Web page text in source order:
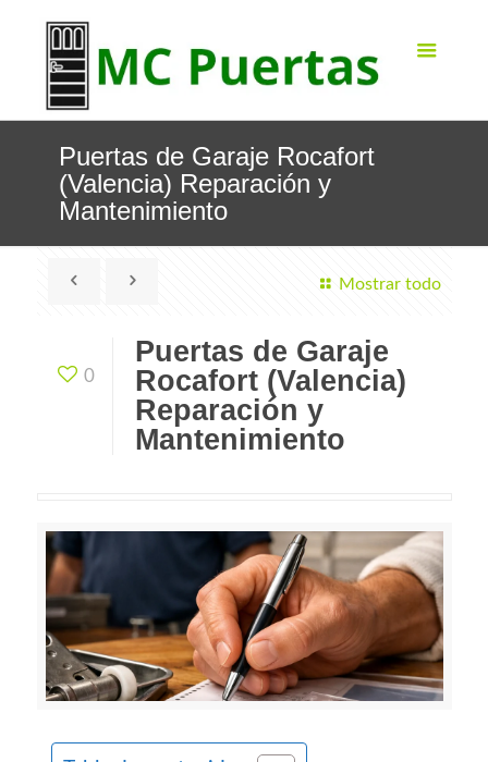
Puertas de Garaje Rocafort
(Valencia) Reparación y
Mantenimiento
Mostrar todo
0
Puertas de Garaje
Rocafort (Valencia)
Reparación y
Mantenimiento